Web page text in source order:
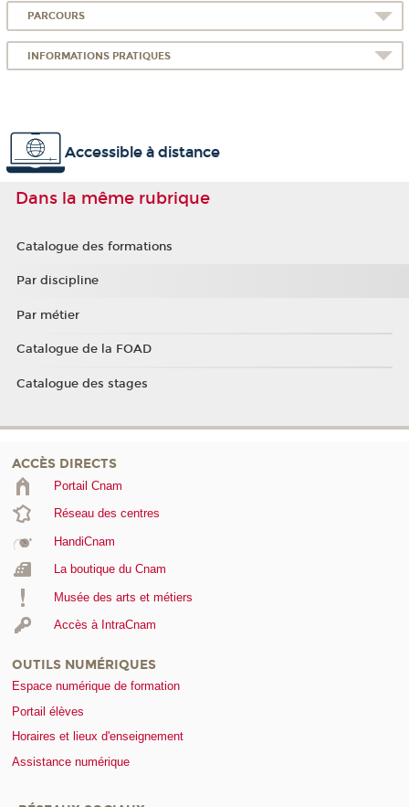
PARCOURS
INFORMATIONS PRATIQUES
Accessible à distance
Dans la même rubrique
Catalogue des formations
Par discipline
Par métier
Catalogue de la FOAD
Catalogue des stages
ACCÈS DIRECTS
Portail Cnam
Réseau des centres
HandiCnam
La boutique du Cnam
Musée des arts et métiers
Accès à IntraCnam
OUTILS NUMÉRIQUES
Espace numérique de formation
Portail élèves
Horaires et lieux d'enseignement
Assistance numérique